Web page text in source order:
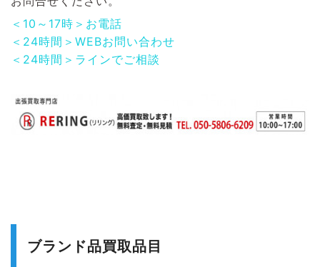
＜10～17時＞お電話
＜24時間＞WEBお問い合わせ
＜24時間＞ラインでご相談
ブランド品買取品目